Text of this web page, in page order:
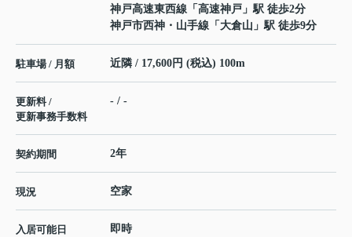
神戸高速東西線 「 高速神戸 」駅 徒歩2分
神戸市西神・山手線 「 大倉山 」駅 徒歩9分
駐車場 / 月額 近隣 / 17,600円 (税込) 100m
更新料 /
更新事務手数料
- / -
契約期間 2年
現況 空家
入居可能日 即時